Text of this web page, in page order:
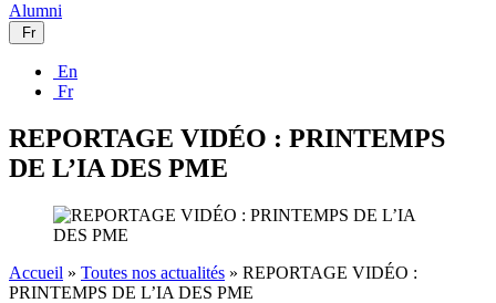
Alumni
Fr
En
Fr
REPORTAGE VIDÉO : PRINTEMPS
DE L’IA DES PME
Accueil » Toutes nos actualités » REPORTAGE VIDÉO :
PRINTEMPS DE L’IA DES PME